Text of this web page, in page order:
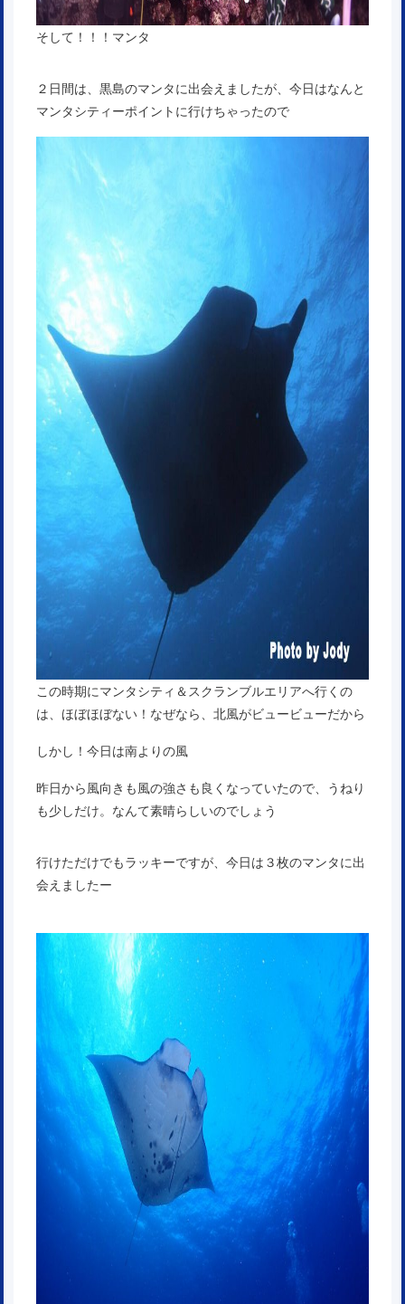
そして！！！マンタ
２日間は、黒島のマンタに出会えましたが、今日はなんと
マンタシティーポイントに行けちゃったので
この時期にマンタシティ＆スクランブルエリアへ行くの
は、ほぼほぼない！なぜなら、北風がビュービューだから
しかし！今日は南よりの風
昨日から風向きも風の強さも良くなっていたので、うねり
も少しだけ。なんて素晴らしいのでしょう
行けただけでもラッキーですが、今日は３枚のマンタに出
会えましたー